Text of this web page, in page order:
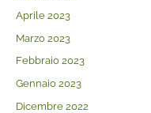
Aprile 2023
Marzo 2023
Febbraio 2023
Gennaio 2023
Dicembre 2022